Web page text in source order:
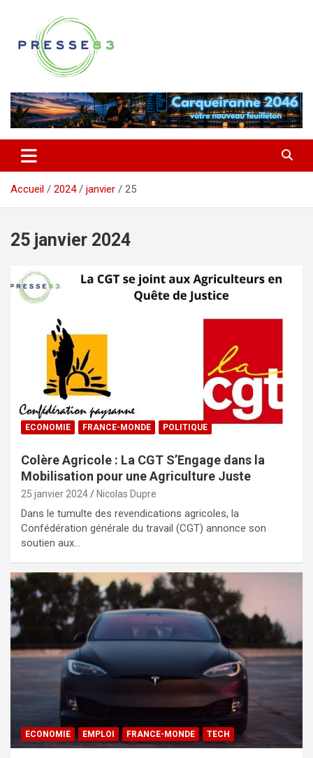
contenu
Presse 83
Accueil 2024 janvier 25
25 janvier 2024
ECONOMIE FRANCE-MONDE POLITIQUE
Colère Agricole : La CGT S’Engage dans la
Mobilisation pour une Agriculture Juste
25 janvier 2024 Nicolas Dupre
Dans le tumulte des revendications agricoles, la
Confédération générale du travail (CGT) annonce son
soutien aux…
ECONOMIE EMPLOI FRANCE-MONDE TECH